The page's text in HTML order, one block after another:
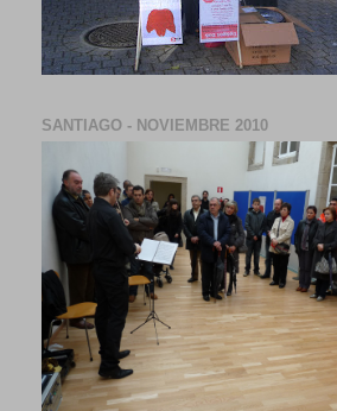
SANTIAGO - NOVIEMBRE 2010